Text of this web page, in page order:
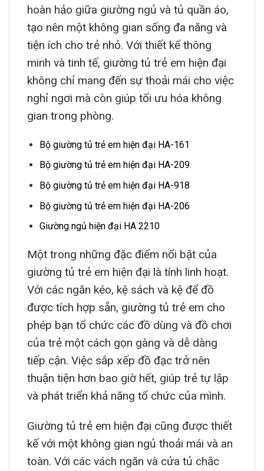
hoàn hảo giữa giường ngủ và tủ quần áo,
tạo nên một không gian sống đa năng và
tiện ích cho trẻ nhỏ. Với thiết kế thông
minh và tinh tế, giường tủ trẻ em hiện đại
không chỉ mang đến sự thoải mái cho việc
nghỉ ngơi mà còn giúp tối ưu hóa không
gian trong phòng.
Bộ giường tủ trẻ em hiện đại HA-161
Bộ giường tủ trẻ em hiện đại HA-209
Bộ giường tủ trẻ em hiện đại HA-918
Bộ giường tủ trẻ em hiện đại HA-206
Giường ngủ hiện đại HA 2210
Một trong những đặc điểm nổi bật của
giường tủ trẻ em hiện đại là tính linh hoạt.
Với các ngăn kéo, kệ sách và kệ để đồ
được tích hợp sẵn, giường tủ trẻ em cho
phép bạn tổ chức các đồ dùng và đồ chơi
của trẻ một cách gọn gàng và dễ dàng
tiếp cận. Việc sắp xếp đồ đạc trở nên
thuận tiện hơn bao giờ hết, giúp trẻ tự lập
và phát triển khả năng tổ chức của mình.
Giường tủ trẻ em hiện đại cũng được thiết
kế với một không gian ngủ thoải mái và an
toàn. Với các vách ngăn và cửa tủ chắc